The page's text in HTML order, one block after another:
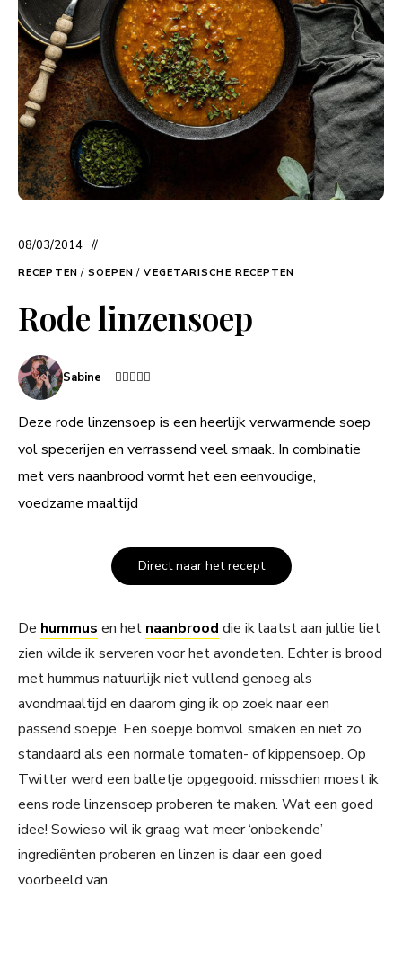
08/03/2014
RECEPTEN / SOEPEN / VEGETARISCHE RECEPTEN
Rode linzensoep
Sabine
Deze rode linzensoep is een heerlijk verwarmende soep
vol specerijen en verrassend veel smaak. In combinatie
met vers naanbrood vormt het een eenvoudige,
voedzame maaltijd
Direct naar het recept
De hummus en het naanbrood die ik laatst aan jullie liet
zien wilde ik serveren voor het avondeten. Echter is brood
met hummus natuurlijk niet vullend genoeg als
avondmaaltijd en daarom ging ik op zoek naar een
passend soepje. Een soepje bomvol smaken en niet zo
standaard als een normale tomaten- of kippensoep. Op
Twitter werd een balletje opgegooid: misschien moest ik
eens rode linzensoep proberen te maken. Wat een goed
idee! Sowieso wil ik graag wat meer ‘onbekende’
ingrediënten proberen en linzen is daar een goed
voorbeeld van.